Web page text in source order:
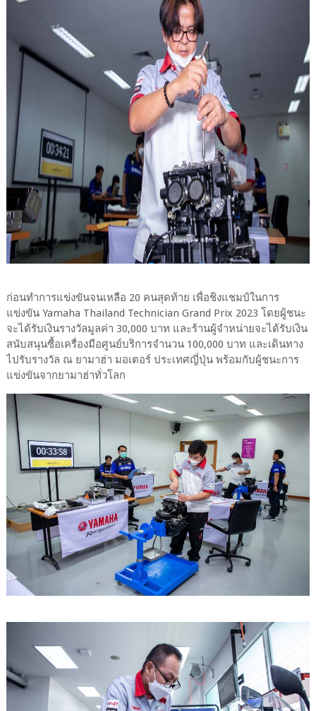
ก่อนทำการแข่งขันจนเหลือ 20 คนสุดท้าย เพื่อชิงแชมป์ในการ
แข่งขัน Yamaha Thailand Technician Grand Prix 2023 โดยผู้ชนะ
จะได้รับเงินรางวัลมูลค่า 30,000 บาท และร้านผู้จำหน่ายจะได้รับเงิน
สนับสนุนซื้อเครื่องมือศูนย์บริการจำนวน 100,000 บาท และเดินทาง
ไปรับรางวัล ณ ยามาฮ่า มอเตอร์ ประเทศญี่ปุ่น พร้อมกับผู้ชนะการ
แข่งขันจากยามาฮ่าทั่วโลก